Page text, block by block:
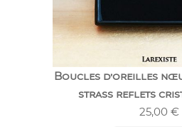
Boucles d’oreilles
strass reflets
25,00 €